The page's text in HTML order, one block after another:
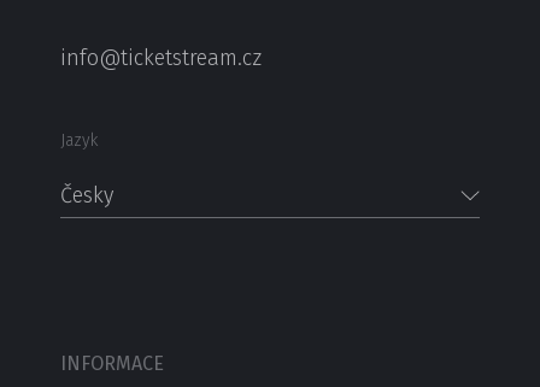
info@ticketstream.cz
Jazyk
Česky
INFORMACE